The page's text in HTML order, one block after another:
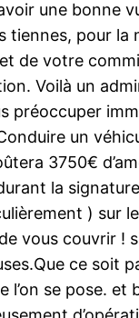
une bonne
pour
de votre
Voilà un
préoccuper
un
3750€
la
) sur
vous couvrir !
ce soit
se pose. et